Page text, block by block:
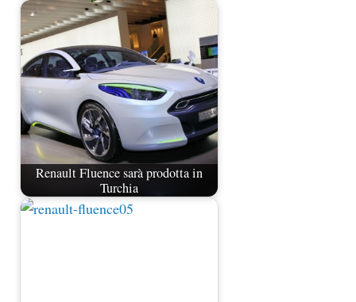
Renault Fluence sarà prodotta in
Turchia